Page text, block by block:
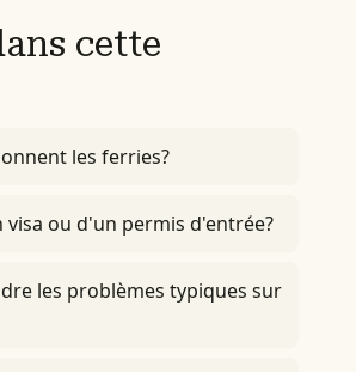
cette
les ferries?
visa ou d'un permis d'entrée?
les problèmes typiques sur